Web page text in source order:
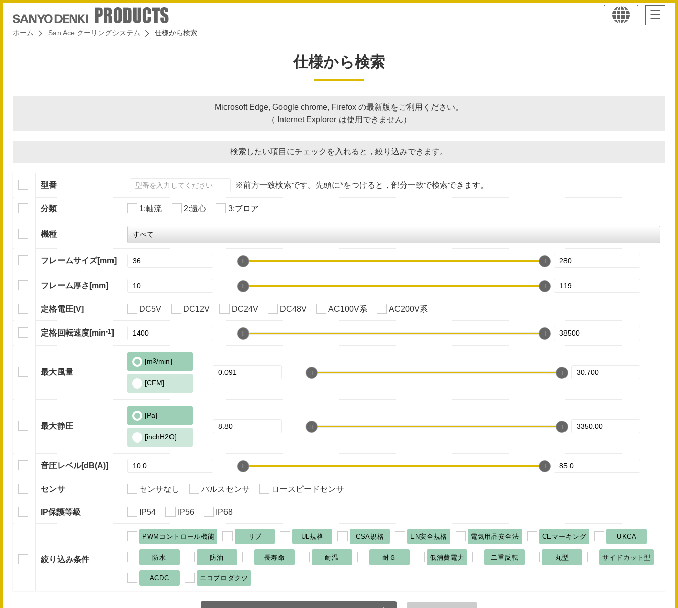
ホーム San Ace クーリングシステム 仕様から検索
仕様から検索
Microsoft Edge, Google chrome, Firefox の最新版をご利用ください。
（ Internet Explorer は使用できません）
検索したい項目にチェックを入れると， 絞り込みできます。
型番 ※前方一致検索です。先頭に*をつけると，部分一致で検索できます。
分類 1:軸流 2:遠心 3:ブロア
機種
フレームサイズ[mm]
フレーム厚さ [mm]
定格電圧[V] DC5V DC12V DC24V DC48V AC100V系 AC200V系
定格回転速度[min-1]
最大風量
[m3/min]
[CFM]
最大静圧
[Pa]
[inchH2O]
音圧レベル[dB(A)]
センサ センサなし パルスセンサ ロースピードセンサ
IP保護等級 IP54 IP56 IP68
絞り込み条件
PWMコントロール機能 リブ UL規格 CSA規格 EN安全規格 電気用品安全法 CEマーキング UKCA
防水 防油 長寿命 耐温 耐Ｇ 低消費電力 二重反転 丸型 サイドカット型
ACDC エコプロダクツ